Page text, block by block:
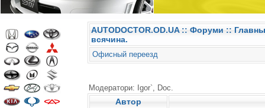
AUTODOCTOR.OD.UA:: Форуми ::
всячина.
Офисный переезд
Модератори: Igor`, Doc.
Автор